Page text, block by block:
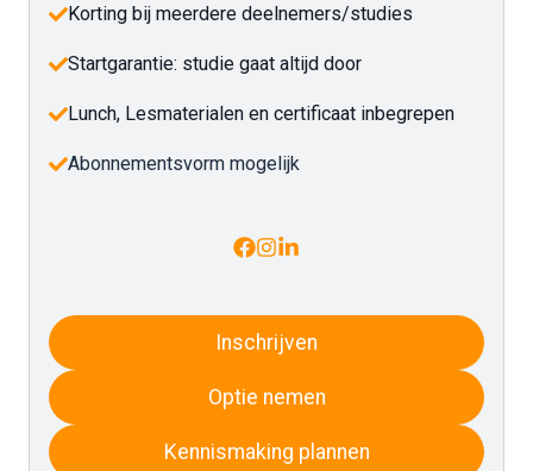
Korting bij meerdere deelnemers/studies
Startgarantie: studie gaat altijd door
Lunch, Lesmaterialen en certificaat inbegrepen
Abonnementsvorm mogelijk
Inschrijven
Optie nemen
Kennismaking plannen